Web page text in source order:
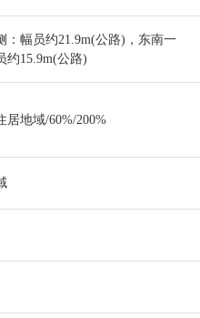
：幅员约21.9m(公路)，东南一
约15.9m(公路)
居地域/60%/200%